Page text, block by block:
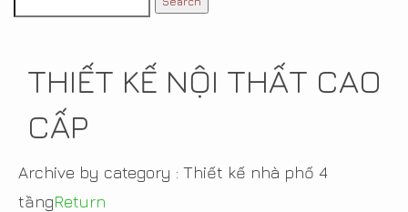
THIẾT KẾ NỘI THẤT CAO
CẤP
Archive by category : Thiết kế nhà phố 4
tầngReturn